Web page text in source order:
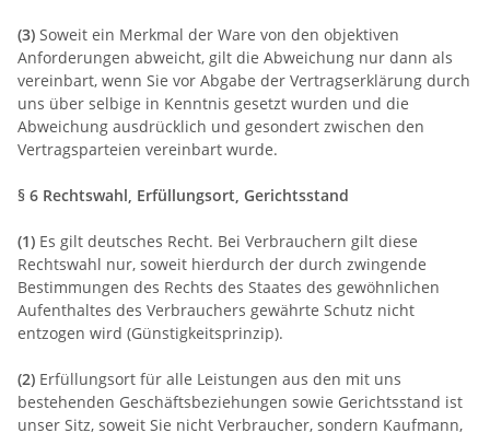
(3) Soweit ein Merkmal der Ware von den objektiven
Anforderungen abweicht, gilt die Abweichung nur dann als
vereinbart, wenn Sie vor Abgabe der Vertragserklärung durch
uns über selbige in Kenntnis gesetzt wurden und die
Abweichung ausdrücklich und gesondert zwischen den
Vertragsparteien vereinbart wurde.
§ 6 Rechtswahl, Erfüllungsort, Gerichtsstand
(1) Es gilt deutsches Recht. Bei Verbrauchern gilt diese
Rechtswahl nur, soweit hierdurch der durch zwingende
Bestimmungen des Rechts des Staates des gewöhnlichen
Aufenthaltes des Verbrauchers gewährte Schutz nicht
entzogen wird (Günstigkeitsprinzip).
(2) Erfüllungsort für alle Leistungen aus den mit uns
bestehenden Geschäftsbeziehungen sowie Gerichtsstand ist
unser Sitz, soweit Sie nicht Verbraucher, sondern Kaufmann,